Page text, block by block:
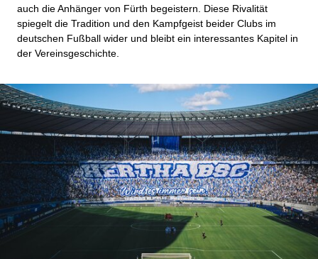
auch die Anhänger von Fürth begeistern. Diese Rivalität
spiegelt die Tradition und den Kampfgeist beider Clubs im
deutschen Fußball wider und bleibt ein interessantes Kapitel in
der Vereinsgeschichte.